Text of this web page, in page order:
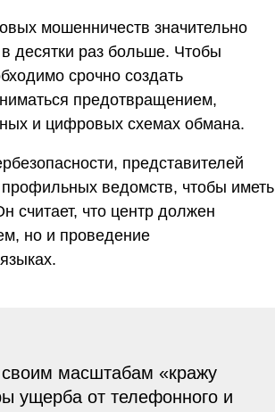
мошенничеств значительно
десятки раз больше. Чтобы
срочно создать
предотвращением,
и цифровых схемах обмана.
представителей
ведомств, чтобы иметь
считает, что центр должен
но и проведение
масштабам «кражу
ущерба от телефонного и